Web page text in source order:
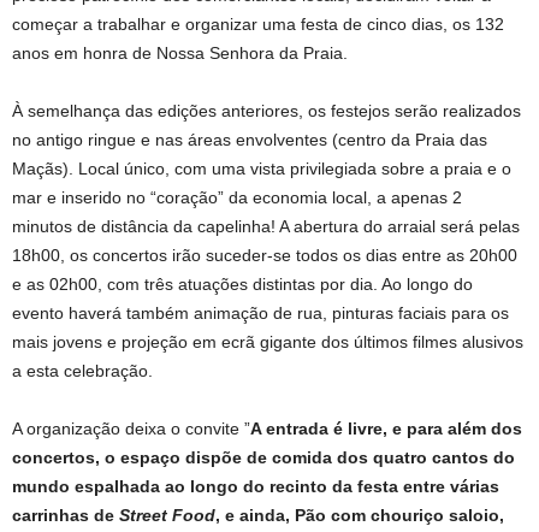
começar a trabalhar e organizar uma festa de cinco dias, os 132
anos em honra de Nossa Senhora da Praia.
À semelhança das edições anteriores, os festejos serão realizados
no antigo ringue e nas áreas envolventes (centro da Praia das
Maçãs). Local único, com uma vista privilegiada sobre a praia e o
mar e inserido no “coração” da economia local, a apenas 2
minutos de distância da capelinha! A abertura do arraial será pelas
18h00, os concertos irão suceder-se todos os dias entre as 20h00
e as 02h00, com três atuações distintas por dia. Ao longo do
evento haverá também animação de rua, pinturas faciais para os
mais jovens e projeção em ecrã gigante dos últimos filmes alusivos
a esta celebração.
A organização deixa o convite ”A entrada é livre, e para além dos
concertos, o espaço dispõe de comida dos quatro cantos do
mundo espalhada ao longo do recinto da festa entre várias
carrinhas de Street Food, e ainda, Pão com chouriço saloio,